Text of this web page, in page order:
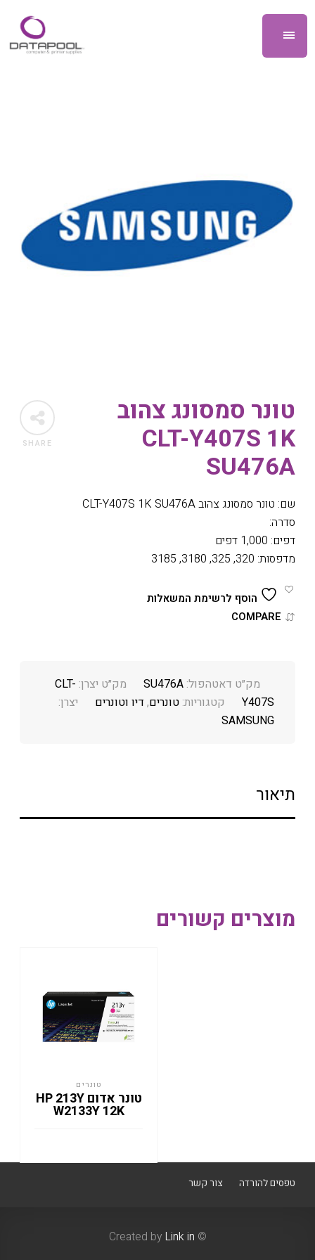
SHARE
טונר סמסונג צהוב
CLT-Y407S 1K
SU476A
שם: טונר סמסונג צהוב CLT-Y407S 1K SU476A
סדרה:
דפים: 1,000 דפים
מדפסות: 320, 325, 3180, 3185
הוסף לרשימת המשאלות
COMPARE
מק״ט דאטהפול:SU476A מק״ט יצרן: CLT-
Y407S
קטגוריות:טונרים, דיו וטונרים
יצרן:
SAMSUNG
תיאור
מוצרים קשורים
טונרים
טונר אדום HP 213Y
W2133Y 12K
טפסים להורדה צור קשר
© Created by
Link in